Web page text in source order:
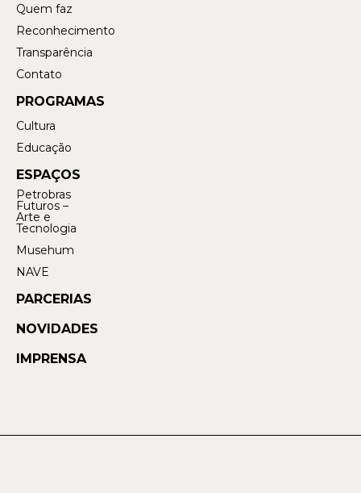
Quem faz
Reconhecimento
Transparência
Contato
PROGRAMAS
Cultura
Educação
ESPAÇOS
Petrobras
Futuros –
Arte e
Tecnologia
Musehum
NAVE
PARCERIAS
NOVIDADES
IMPRENSA